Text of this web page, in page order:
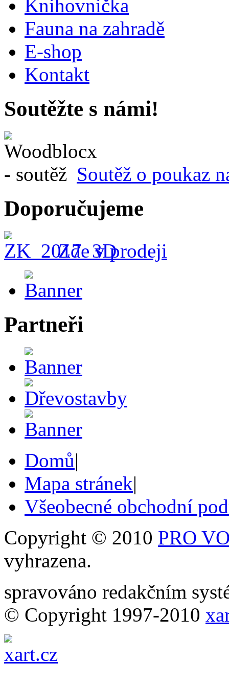
Knihovnička
Fauna na zahradě
E-shop
Kontakt
Soutěžte s námi!
Soutěž o poukaz
Doporučujeme
Zde v prodeji
Partneři
Domů|
Mapa stránek|
Všeobecné obchodní
Copyright © 2010 PRO
vyhrazena.
spravováno redakčním
© Copyright 1997-2010